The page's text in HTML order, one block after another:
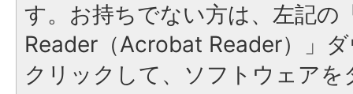
す。お持ちでない方は、左記の
Reader（Acrobat Reader）」
クリックして、ソフトウェア